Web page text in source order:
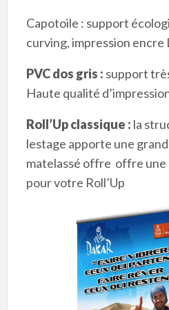
Capotoile : support
curving, impression encre
PVC dos gris : support
Haute qualité
Roll’Up classique : la
lestage apporte une
matelassé offre offre
pour votre Roll’Up